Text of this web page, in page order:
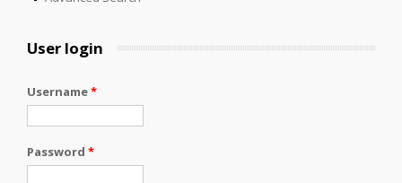
User login
Username*
Password *